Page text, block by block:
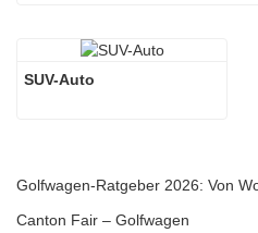
SUV-Auto
Canton Fair – Golfwagen